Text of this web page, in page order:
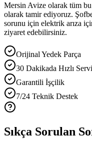
Mersin Avize olarak tüm
olarak tamir ediyoruz.
sorunu için elektrik arıza
ziyaret edebilirsiniz.
Orijinal Yedek Parça
30 Dakikada Hızlı
Garantili İşçilik
7/24 Teknik Destek
Sıkça Sorulan